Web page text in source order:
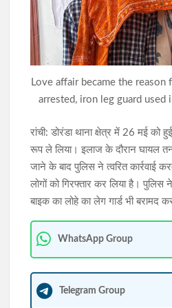
इस्तेमाल
झारखंड विस में गूंजा छात्रों पर लाठीचार्ज का
परीक्षा की जांच की उठाई मांग
छात्रों के विधानसभा घेराव के दौरान बवाल,
छात्र घायल, सड़क बनी रणक्षेत्र
Love affair became the reason
arrested, iron leg guard used
रांची: डोरंडा थाना क्षेत्र में 26 मई को
रूप ले लिया। इलाज के दौरान घायल
जाने के बाद पुलिस ने त्वरित कार्रवाई
लोगों को गिरफ्तार कर लिया है। पुलिस
बाइक का लोहे का लेग गार्ड भी बरामद
WhatsApp Group
Telegram Group